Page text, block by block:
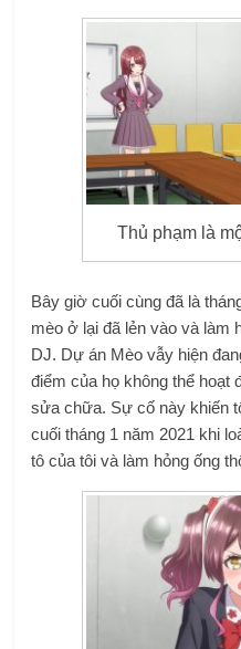
Thủ phạm là
Bây giờ cuối cùng đã là
mèo ở lại đã lẻn vào và làm
DJ. Dự án Mèo vẫy hiện
điểm của họ không thể hoạt
sửa chữa. Sự cố này khiến
cuối tháng 1 năm 2021 khi
tô của tôi và làm hỏng ống